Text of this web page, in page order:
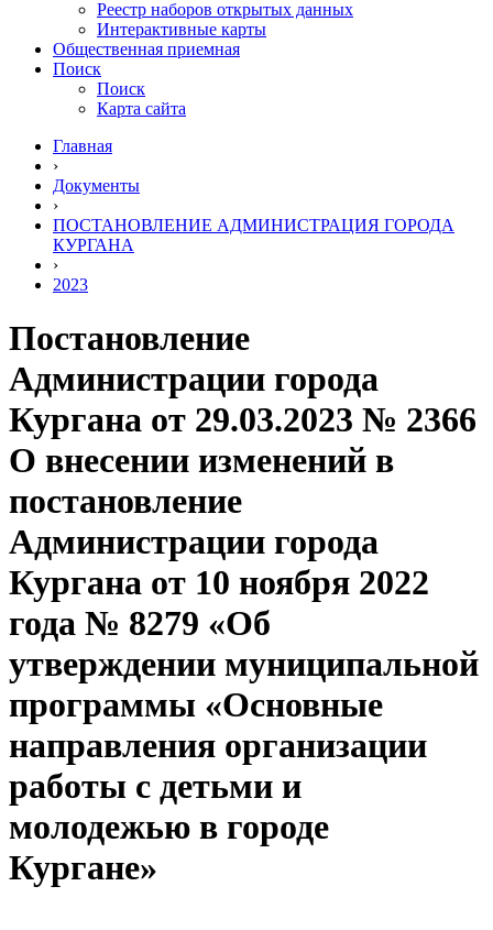
Реестр наборов открытых данных
Интерактивные карты
Общественная приемная
Поиск
Поиск
Карта сайта
Главная
›
Документы
›
ПОСТАНОВЛЕНИЕ АДМИНИСТРАЦИЯ ГОРОДА
КУРГАНА
›
2023
Постановление
Администрации города
Кургана от 29.03.2023 № 2366
О внесении изменений в
постановление
Администрации города
Кургана от 10 ноября 2022
года № 8279 «Об
утверждении муниципальной
программы «Основные
направления организации
работы с детьми и
молодежью в городе
Кургане»